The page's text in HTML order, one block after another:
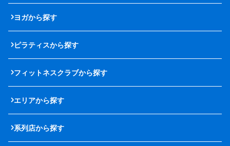
ヨガから探す
ピラティスから探す
フィットネスクラブから探す
エリアから探す
系列店から探す